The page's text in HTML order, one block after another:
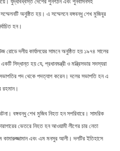
অনুষ্ঠিত হয়। এ সম্মেলনে বঙ্গবন্ধু শেখ মুজিবুর
হন।
রোডে দলীয় কার্যালয়ের সামনে অনুষ্ঠিত হয় ১৯৭৪ সালের
সিদ্ধান্ত হয় যে, প্রধানমন্ত্রী ও মন্ত্রিসভার সদস্যরা
পদ থেকে পদত্যাগ করেন। দলের সভাপতি হন এ
রহমান।
বঙ্গবন্ধু শেখ মুজিব নিহত হন সপরিবারে। সামরিক
ভেতরে নিহত হন আওয়ামী লীগের চার নেতা
এবং এম মনসুর আলী। দলটির ইতিহাসে